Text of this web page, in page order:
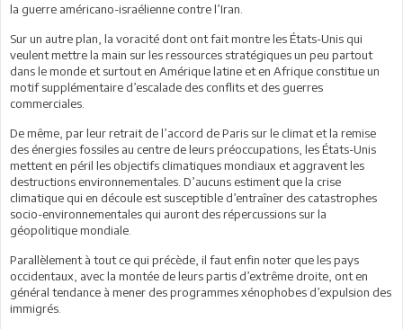
la guerre américano-israélienne contre l’Iran.
Sur un autre plan, la voracité dont ont fait montre les États-Unis qui
veulent mettre la main sur les ressources stratégiques un peu partout
dans le monde et surtout en Amérique latine et en Afrique constitue un
motif supplémentaire d’escalade des conflits et des guerres
commerciales.
De même, par leur retrait de l’accord de Paris sur le climat et la remise
des énergies fossiles au centre de leurs préoccupations, les États-Unis
mettent en péril les objectifs climatiques mondiaux et aggravent les
destructions environnementales. D’aucuns estiment que la crise
climatique qui en découle est susceptible d’entraîner des catastrophes
socio-environnementales qui auront des répercussions sur la
géopolitique mondiale.
Parallèlement à tout ce qui précède, il faut enfin noter que les pays
occidentaux, avec la montée de leurs partis d’extrême droite, ont en
général tendance à mener des programmes xénophobes d’expulsion des
immigrés.